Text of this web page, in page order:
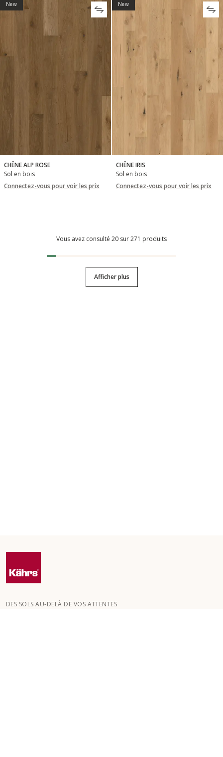
New
CHÊNE ALP ROSE
Sol en bois
Connectez-vous pour voir les prix
New
CHÊNE IRIS
Sol en bois
Connectez-vous pour voir les prix
Vous avez consulté 20 sur 271 produits
Afficher plus
DES SOLS AU-DELÀ DE VOS ATTENTES